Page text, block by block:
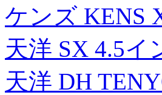
ケンズ KENS
天洋 SX 4.5イ
天洋 DH